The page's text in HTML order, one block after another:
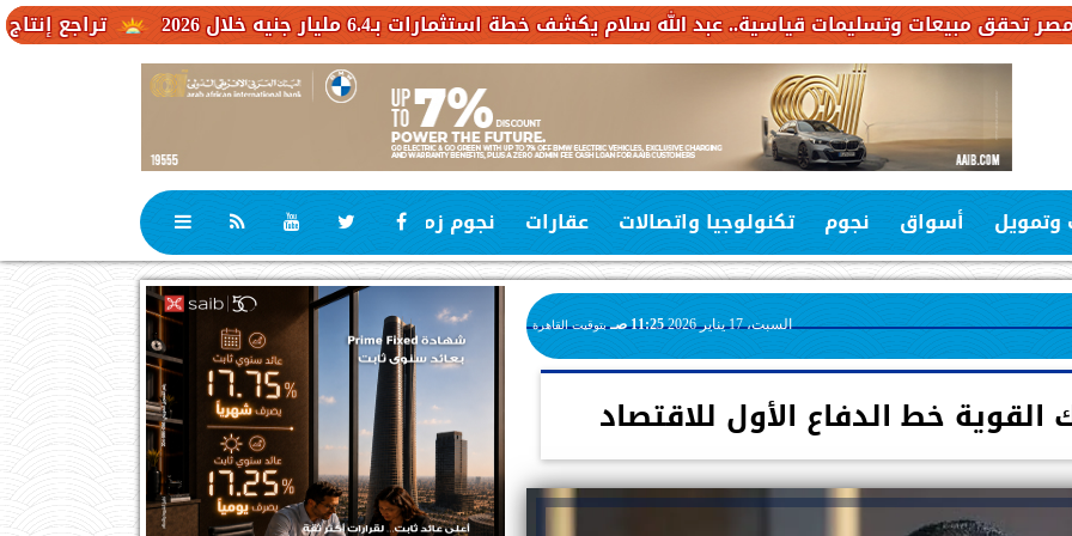
تراجع إنتاج الكاكاو قياسية.. عبد الله سلام يكشف خطة استثمارات بـ6.4 مليار جنيه خلال 2026
وتمويل أسواق نجوم تكنولوجيا واتصالات عقارات نجوم زمان رياضة
السبت، 17 يناير 2026 11:25 صـ بتوقيت القاهرة
خط الدفاع الأول للاقتصاد